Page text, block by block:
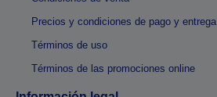
Precios y condiciones de pago y entrega
Términos de uso
Términos de las promociones online